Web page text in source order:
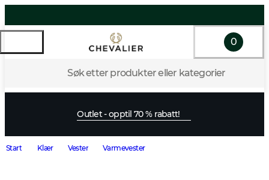
Søk etter produkter eller kategorier
0
Outlet - opptil 70 % rabatt!
Start Klær Vester Varmevester